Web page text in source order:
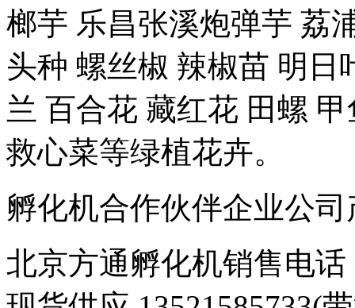
榔芋 乐昌张溪炮弹芋 荔
头种 螺丝椒 辣椒苗 明日
兰 百合花 藏红花 田螺
救心菜等绿植花卉。
孵化机合作伙伴企业公
北京方通孵化机销售电话